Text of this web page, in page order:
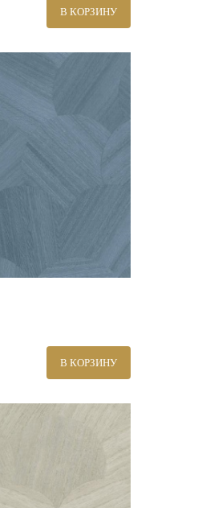
В КОРЗИНУ
В КОРЗИНУ